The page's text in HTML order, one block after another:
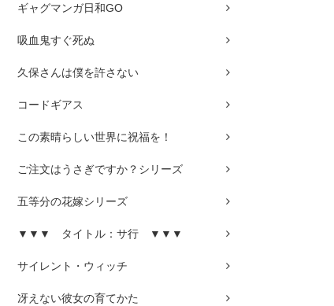
ギャグマンガ日和GO
吸血鬼すぐ死ぬ
久保さんは僕を許さない
コードギアス
この素晴らしい世界に祝福を！
ご注文はうさぎですか？シリーズ
五等分の花嫁シリーズ
▼▼▼ タイトル：サ行 ▼▼▼
サイレント・ウィッチ
冴えない彼女の育てかた